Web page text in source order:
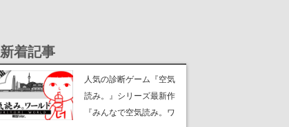
新着記事
人気の診断ゲーム『空気
読み。』シリーズ最新作
『みんなで空気読み。ワ